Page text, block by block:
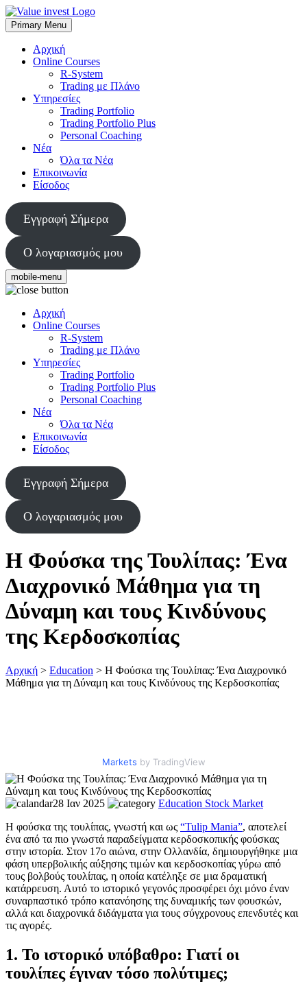
Skip
to
content
Value Invest
Μια διαφορετική συμβουλευτική εταιρία
Primary Menu
Αρχική
Online Courses
R-System
Trading με Πλάνο
Υπηρεσίες
Trading Portfolio
Trading Portfolio Plus
Personal Coaching
Νέα
Όλα τα Νέα
Επικοινωνία
Είσοδος
Εγγραφή Σήμερα
Ο λογαριασμός μου
mobile-menu
Αρχική
Online Courses
R-System
Trading με Πλάνο
Υπηρεσίες
Trading Portfolio
Trading Portfolio Plus
Personal Coaching
Νέα
Όλα τα Νέα
Επικοινωνία
Είσοδος
Εγγραφή Σήμερα
Ο λογαριασμός μου
Η Φούσκα της Τουλίπας: Ένα
Διαχρονικό Μάθημα για τη
Δύναμη και τους Κινδύνους
της Κερδοσκοπίας
Αρχική > Education > Η Φούσκα της Τουλίπας: Ένα Διαχρονικό
Μάθημα για τη Δύναμη και τους Κινδύνους της Κερδοσκοπίας
Markets by TradingView
28 Ιαν 2025 Education Stock Market
Η φούσκα της τουλίπας, γνωστή και ως “Tulip Mania”, αποτελεί
ένα από τα πιο γνωστά παραδείγματα κερδοσκοπικής φούσκας
στην ιστορία. Στον 17ο αιώνα, στην Ολλανδία, δημιουργήθηκε μια
φάση υπερβολικής αύξησης τιμών και κερδοσκοπίας γύρω από
τους βολβούς τουλίπας, η οποία κατέληξε σε μια δραματική
κατάρρευση. Αυτό το ιστορικό γεγονός προσφέρει όχι μόνο έναν
συναρπαστικό τρόπο κατανόησης της δυναμικής των φουσκών,
αλλά και διαχρονικά διδάγματα για τους σύγχρονους επενδυτές και
τις αγορές.
1. Το ιστορικό υπόβαθρο: Γιατί οι
τουλίπες έγιναν τόσο πολύτιμες;